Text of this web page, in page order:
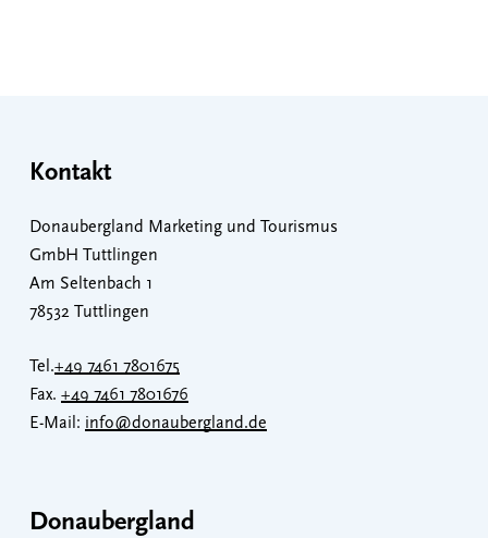
Kontakt
Donaubergland Marketing und Tourismus
GmbH Tuttlingen
Am Seltenbach 1
78532 Tuttlingen
Tel.+49 7461 7801675
Fax. +49 7461 7801676
E-Mail: info@donaubergland.de
Donaubergland